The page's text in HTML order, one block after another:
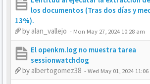
los documentos (Tras dos días y
13%).
by alan_vallejo - Mon May 27, 2024 10:28 am
El openkm.log no muestra tarea
sessionwatchdog
by albertogomez38 -Wed May 01, 2024